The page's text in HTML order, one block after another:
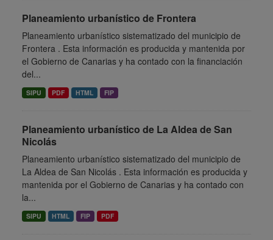
Planeamiento urbanístico de Frontera
Planeamiento urbanístico sistematizado del municipio de
Frontera . Esta información es producida y mantenida por
el Gobierno de Canarias y ha contado con la financiación
del...
SIPU PDF HTML FIP
Planeamiento urbanístico de La Aldea de San
Nicolás
Planeamiento urbanístico sistematizado del municipio de
La Aldea de San Nicolás . Esta información es producida y
mantenida por el Gobierno de Canarias y ha contado con
la...
SIPU HTML FIP PDF